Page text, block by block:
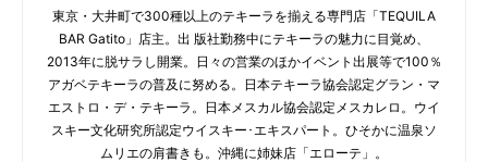
東京・大井町で300種以上のテキーラを揃える専門店「TEQUILA
BAR Gatito」店主。出 版社勤務中にテキーラの魅力に目覚め、
2013年に脱サラし開業。日々の営業のほかイベント出展等で100％
アガベテキーラの普及に努める。日本テキーラ協会認定グラン・マ
エストロ・デ・テキーラ。日本メスカル協会認定メスカレロ。ウイ
スキー文化研究所認定ウイスキー･エキスパート。ひそかに温泉ソ
ムリエの肩書きも。沖縄に姉妹店「エローテ」。